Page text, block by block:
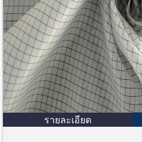
รายละเอียด